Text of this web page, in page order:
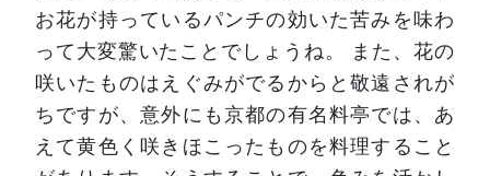
お花が持っているパンチの効いた苦みを味わ
って大変驚いたことでしょうね。
また、花の
咲いたものはえぐみがでるからと敬遠されが
ちですが、意外にも京都の有名料亭では、あ
えて黄色く咲きほこったものを料理すること